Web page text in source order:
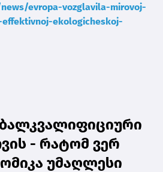
evropa-vozglavila-mirovoj-
ekologicheskoj-
- რატომ ვერ
უმაღლესი